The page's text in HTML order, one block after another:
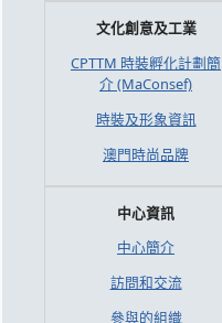
文化創意及工業
CPTTM 時裝孵化計劃簡
介 (MaConsef)
時裝及形象資訊
澳門時尚品牌
中心資訊
中心簡介
訪問和交流
參與的組織